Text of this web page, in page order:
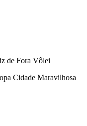
de Fora Vôlei
Cidade Maravilhosa